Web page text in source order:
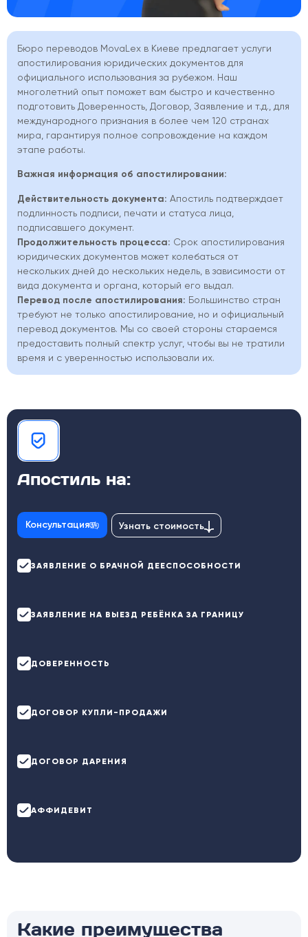
Бюро переводов MovaLex в Киеве предлагает услуги
апостилирования юридических документов для
официального использования за рубежом. Наш
многолетний опыт поможет вам быстро и качественно
подготовить Доверенность, Договор, Заявление и т.д., для
международного признания в более чем 120 странах
мира, гарантируя полное сопровождение на каждом
этапе работы.
Важная информация об апостилировании:
Действительность документа: Апостиль подтверждает
подлинность подписи, печати и статуса лица,
подписавшего документ.
Продолжительность процесса: Срок апостилирования
юридических документов может колебаться от
нескольких дней до нескольких недель, в зависимости от
вида документа и органа, который его выдал.
Перевод после апостилирования: Большинство стран
требуют не только апостилирование, но и официальный
перевод документов. Мы со своей стороны стараемся
предоставить полный спектр услуг, чтобы вы не тратили
время и с уверенностью использовали их.
Апостиль на:
Консультация Узнать стоимость
ЗАЯВЛЕНИЕ О БРАЧНОЙ ДЕЕСПОСОБНОСТИ
ЗАЯВЛЕНИЕ НА ВЫЕЗД РЕБЁНКА ЗА ГРАНИЦУ
ДОВЕРЕННОСТЬ
ДОГОВОР КУПЛИ-ПРОДАЖИ
ДОГОВОР ДАРЕНИЯ
АФФИДЕВИТ
Какие преимущества